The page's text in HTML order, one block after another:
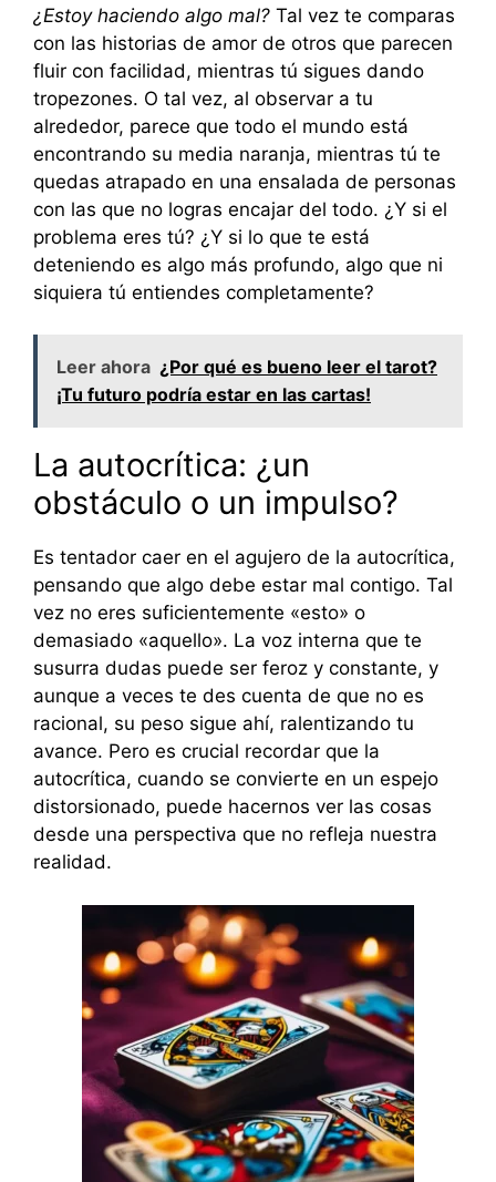
¿Estoy haciendo algo mal? Tal vez te comparas
con las historias de amor de otros que parecen
fluir con facilidad, mientras tú sigues dando
tropezones. O tal vez, al observar a tu
alrededor, parece que todo el mundo está
encontrando su media naranja, mientras tú te
quedas atrapado en una ensalada de personas
con las que no logras encajar del todo. ¿Y si el
problema eres tú? ¿Y si lo que te está
deteniendo es algo más profundo, algo que ni
siquiera tú entiendes completamente?
Leer ahora ¿Por qué es bueno leer el tarot?
¡Tu futuro podría estar en las cartas!
La autocrítica: ¿un
obstáculo o un impulso?
Es tentador caer en el agujero de la autocrítica,
pensando que algo debe estar mal contigo. Tal
vez no eres suficientemente «esto» o
demasiado «aquello». La voz interna que te
susurra dudas puede ser feroz y constante, y
aunque a veces te des cuenta de que no es
racional, su peso sigue ahí, ralentizando tu
avance. Pero es crucial recordar que la
autocrítica, cuando se convierte en un espejo
distorsionado, puede hacernos ver las cosas
desde una perspectiva que no refleja nuestra
realidad.